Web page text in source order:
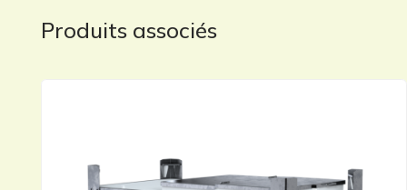
Produits associés